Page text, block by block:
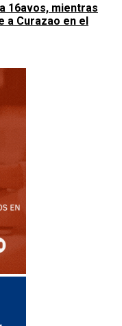
16avos, mientras
a Curazao en el